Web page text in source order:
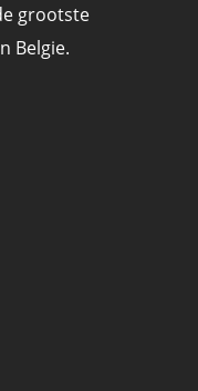
grootste
Belgie.